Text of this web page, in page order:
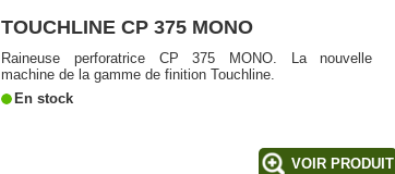
TOUCHLINE CP 375 MONO
Raineuse perforatrice CP 375 MONO. La nouvelle
machine de la gamme de finition Touchline.
En stock
VOIR PRODUIT